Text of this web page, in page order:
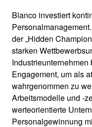
Blanco investiert
der „Hidden
starken
Engagement, um als
wahrgenommen zu
Arbeitsmodelle und -
werteorientierte
Personalgewinnung